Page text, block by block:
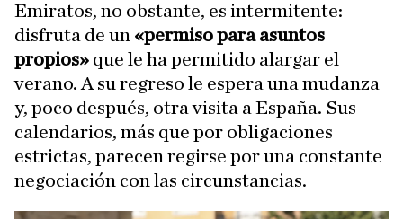
Emiratos, no obstante, es intermitente:
disfruta de un «permiso para asuntos
propios» que le ha permitido alargar el
verano. A su regreso le espera una mudanza
y, poco después, otra visita a España. Sus
calendarios, más que por obligaciones
estrictas, parecen regirse por una constante
negociación con las circunstancias.